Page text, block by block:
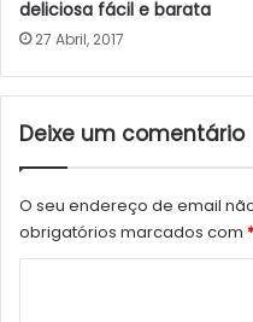
deliciosa fácil e barata
27 Abril, 2017
Deixe um comentário
O seu endereço de email
obrigatórios marcados com *